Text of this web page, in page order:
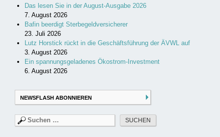
Das lesen Sie in der August-Ausgabe 2026
7. August 2026
Bafin beerdigt Sterbegeldversicherer
23. Juli 2026
Lutz Horstick rückt in die Geschäftsführung der ÄVWL auf
3. August 2026
Ein spannungsgeladenes Ökostrom-Investment
6. August 2026
NEWSFLASH ABONNIEREN
Suchen
nach: